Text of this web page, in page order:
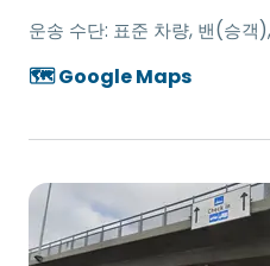
운송 수단: 표준 차량, 밴(승객
🗺️ Google Maps